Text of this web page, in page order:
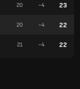
20 -4 23
20 -4 22
21 -4 22